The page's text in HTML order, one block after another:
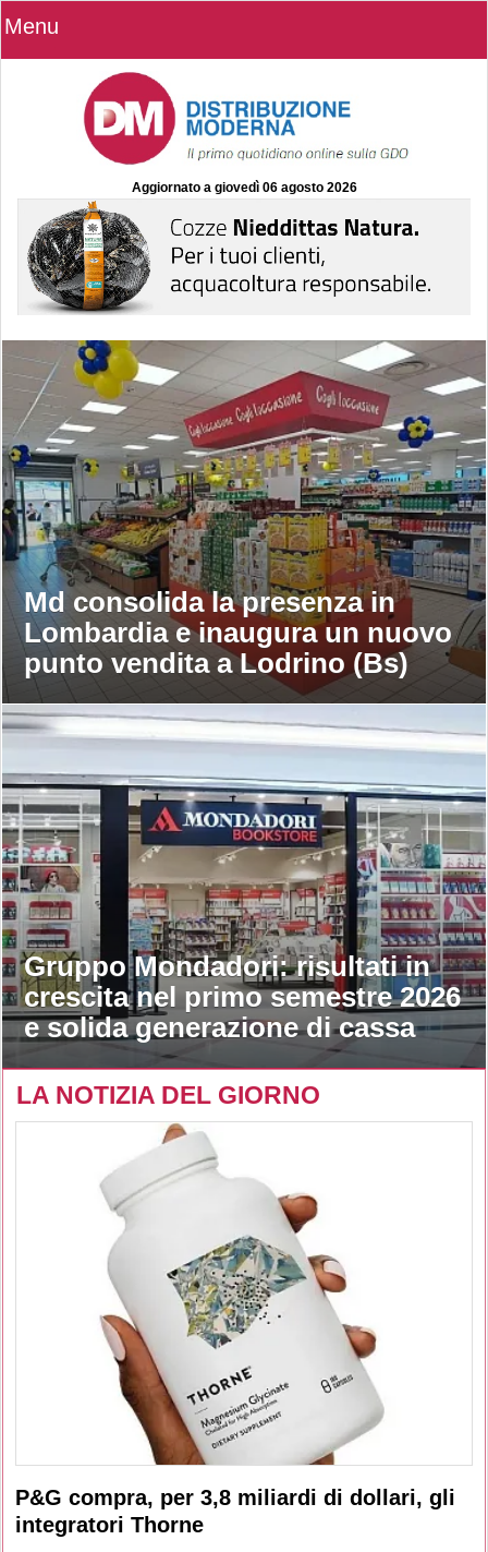
Menu
Aggiornato a giovedì 06 agosto 2026
Md consolida la presenza in
Lombardia e inaugura un nuovo
punto vendita a Lodrino (Bs)
Gruppo Mondadori: risultati in
crescita nel primo semestre 2026
e solida generazione di cassa
LA NOTIZIA DEL GIORNO
P&G compra, per 3,8 miliardi di dollari, gli
integratori Thorne